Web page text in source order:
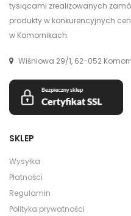
tysiącami zrealizowanych
produkty w konkurencyjnych
w Komornikach.
Wiśniowa 29/1, 62-052
SKLEP
Wysyłka
Płatności
Regulamin
Polityka prywatności